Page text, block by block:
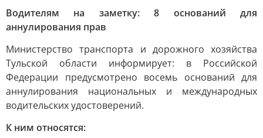
Водителям на заметку: 8 оснований для
аннулирования прав
Министерство транспорта и дорожного хозяйства
Тульской области информирует: в Российской
Федерации предусмотрено восемь оснований для
аннулирования национальных и международных
водительских удостоверений.
К ним относятся: